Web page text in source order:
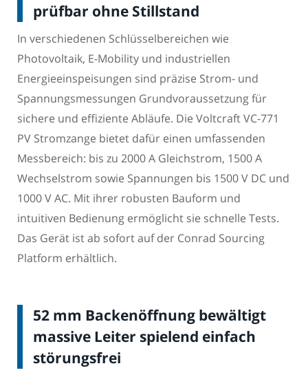
prüfbar ohne Stillstand
In verschiedenen Schlüsselbereichen wie
Photovoltaik, E-Mobility und industriellen
Energieeinspeisungen sind präzise Strom- und
Spannungsmessungen Grundvoraussetzung für
sichere und effiziente Abläufe. Die Voltcraft VC-771
PV Stromzange bietet dafür einen umfassenden
Messbereich: bis zu 2000 A Gleichstrom, 1500 A
Wechselstrom sowie Spannungen bis 1500 V DC und
1000 V AC. Mit ihrer robusten Bauform und
intuitiven Bedienung ermöglicht sie schnelle Tests.
Das Gerät ist ab sofort auf der Conrad Sourcing
Platform erhältlich.
52 mm Backenöffnung bewältigt
massive Leiter spielend einfach
störungsfrei